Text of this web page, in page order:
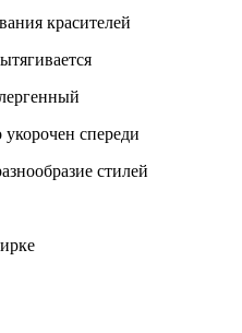
красителей
спереди
стилей